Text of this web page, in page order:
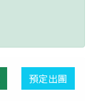
預定出團